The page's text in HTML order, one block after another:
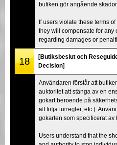
butiken gör angående
If users violate these terms
they will compensate for any
regarding damages or
18
[Butiksbeslut och
Decision]
Användaren förstår att
auktoritet att stänga av en
gokart beroende på
att följa turregler, etc.).
gokarten som specificerat av
Users understand that the